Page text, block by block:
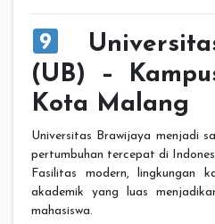
(UB) –
Kota Malang
Universitas Brawijaya menjadi
pertumbuhan tercepat di
Fasilitas modern, lingkungan
akademik yang luas
mahasiswa.